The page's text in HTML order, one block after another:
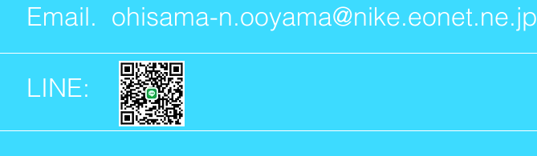
Email. ohisama-n.ooyama@nike.eonet.ne.jp
LINE: